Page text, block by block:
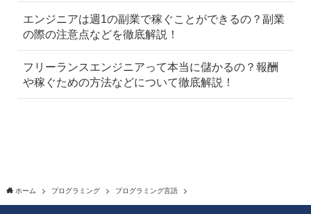
エンジニアは週1の副業で稼ぐことができるの？副業
の際の注意点などを徹底解説！
フリーランスエンジニアって本当に儲かるの？報酬
や稼ぐための方法などについて徹底解説！
ホーム プログラミング プログラミング言語